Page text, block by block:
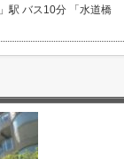
」駅 バス10分 「水道橋